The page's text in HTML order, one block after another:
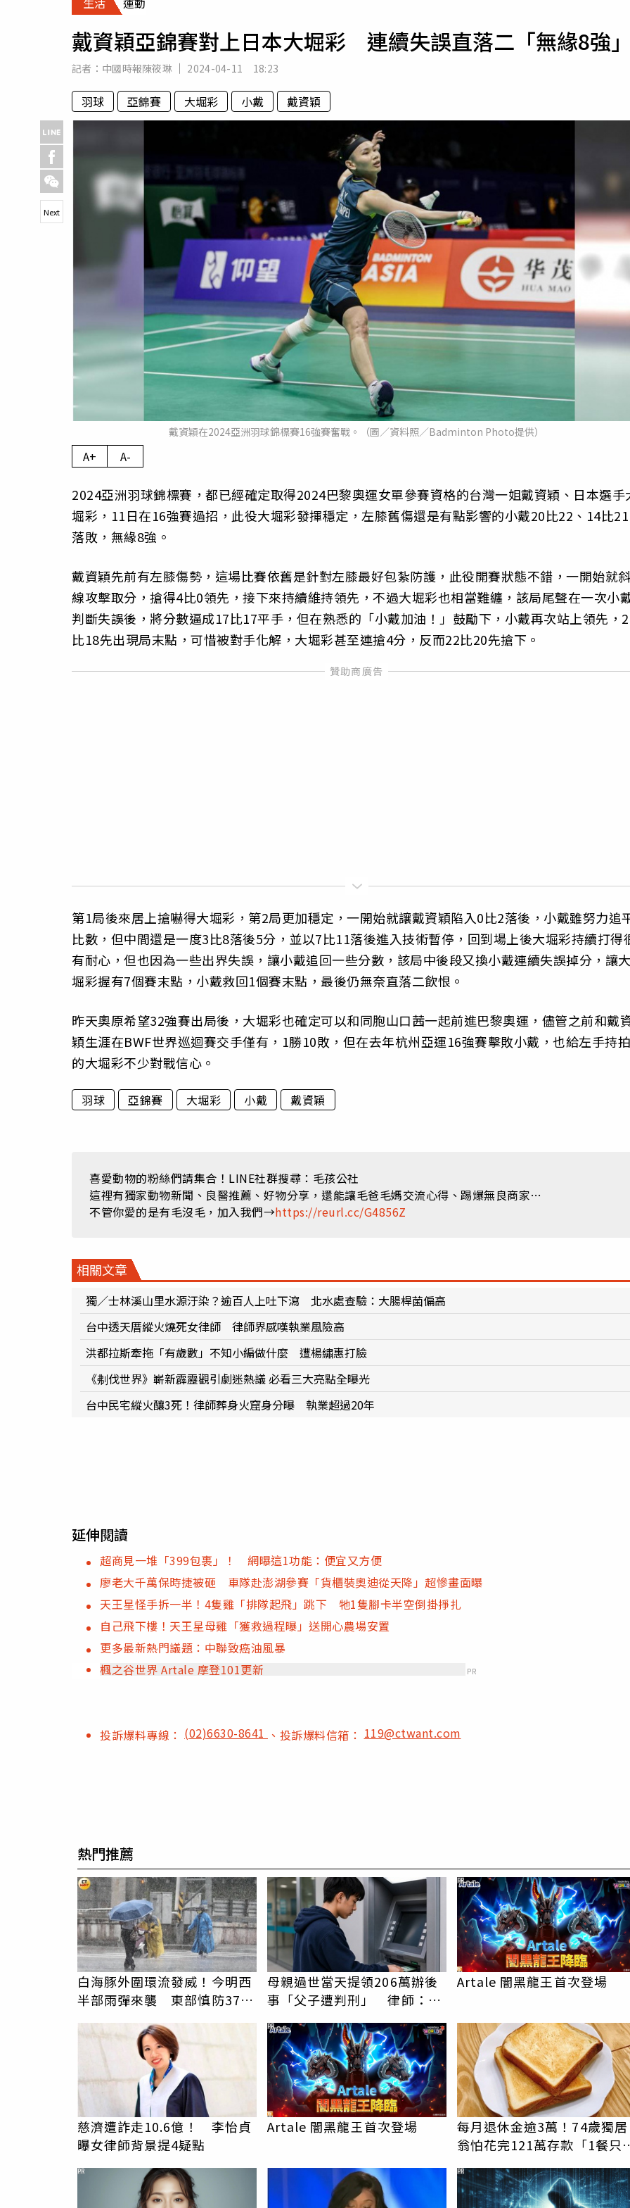
專欄
房產新勢力
運勢
戴資穎亞錦賽對上日本大堀彩 連續失誤直落二「無緣8強
記者： 中國時報陳筱琳 2024-04-11 18:23
羽球 亞錦賽 大堀彩 小戴 戴資穎
戴資穎在2024亞洲羽球錦標賽16強賽奮戰。（圖／資料照／Badminton Photo提供）
Next
A+ A-
2024亞洲羽球錦標賽，都已經確定取得2024巴黎奧運女單參賽資格的台灣一姐戴資穎、日本選手
堀彩，11日在16強賽過招，此役大堀彩發揮穩定，左膝舊傷還是有點影響的小戴20比22、14比21
落敗，無緣8強。
戴資穎先前有左膝傷勢，這場比賽依舊是針對左膝最好包紮防護，此役開賽狀態不錯，一開始就
線攻擊取分，搶得4比0領先，接下來持續維持領先，不過大堀彩也相當難纏，該局尾聲在一次小
判斷失誤後，將分數逼成17比17平手，但在熟悉的「小戴加油！」鼓勵下，小戴再次站上領先，
比18先出現局末點，可惜被對手化解，大堀彩甚至連搶4分，反而22比20先搶下。
第1局後來居上搶嚇得大堀彩，第2局更加穩定，一開始就讓戴資穎陷入0比2落後，小戴雖努力追
比數，但中間還是一度3比8落後5分，並以7比11落後進入技術暫停，回到場上後大堀彩持續打得
有耐心，但也因為一些出界失誤，讓小戴追回一些分數，該局中後段又換小戴連續失誤掉分，讓
堀彩握有7個賽末點，小戴救回1個賽末點，最後仍無奈直落二飲恨。
昨天奧原希望32強賽出局後，大堀彩也確定可以和同胞山口茜一起前進巴黎奧運，儘管之前和戴
穎生涯在BWF世界巡迴賽交手僅有，1勝10敗，但在去年杭州亞運16強賽擊敗小戴，也給左手持拍
的大堀彩不少對戰信心。
羽球 亞錦賽 大堀彩 小戴 戴資穎
喜愛動物的粉絲們請集合！LINE社群搜尋：毛孩公社
這裡有獨家動物新聞、良醫推薦、好物分享，還能讓毛爸毛媽交流心得、踢爆無良商家…
不管你愛的是有毛沒毛，加入我們→https://reurl.cc/G4856Z
相關文章
獨／士林溪山里水源汙染？逾百人上吐下瀉 北水處查驗：大腸桿菌偏高
台中透天厝縱火燒死女律師 律師界感嘆執業風險高
洪都拉斯牽拖「有歲數」不知小編做什麼 遭楊繡惠打臉
《刜伐世界》嶄新霹靂觀引劇迷熱議 必看三大亮點全曝光
台中民宅縱火釀3死！律師葬身火窟身分曝 執業超過20年
延伸閱讀
超商見一堆「399包裹」！ 網曝這1功能：便宜又方便
廖老大千萬保時捷被砸 車隊赴澎湖參賽「貨櫃裝奧迪從天降」超慘畫面曝
天王星怪手拆一半！4隻雞「排隊起飛」跳下 牠1隻腳卡半空倒掛掙扎
自己飛下樓！天王星母雞「獲救過程曝」送開心農場安置
更多最新熱門議題：中聯致癌油風暴
楓之谷世界 Artale 摩登101更新
PR
投訴爆料專線： (02)6630-8641 、投訴爆料信箱：119@ctwant.com
熱門推薦
白海豚外圍環流發威！今明西
半部雨彈來襲 東部慎防37度
母親過世當天提領206萬辦後
事「父子遭判刑」 律師：搶
Artale 闇黑龍王首次登場
PR
慈濟遭詐走10.6億！ 李怡貞
曝女律師背景提4疑點
Artale 闇黑龍王首次登場
PR
每月退休金逾3萬！74歲獨居
翁怕花完121萬存款「1餐只
女兒
PR PR